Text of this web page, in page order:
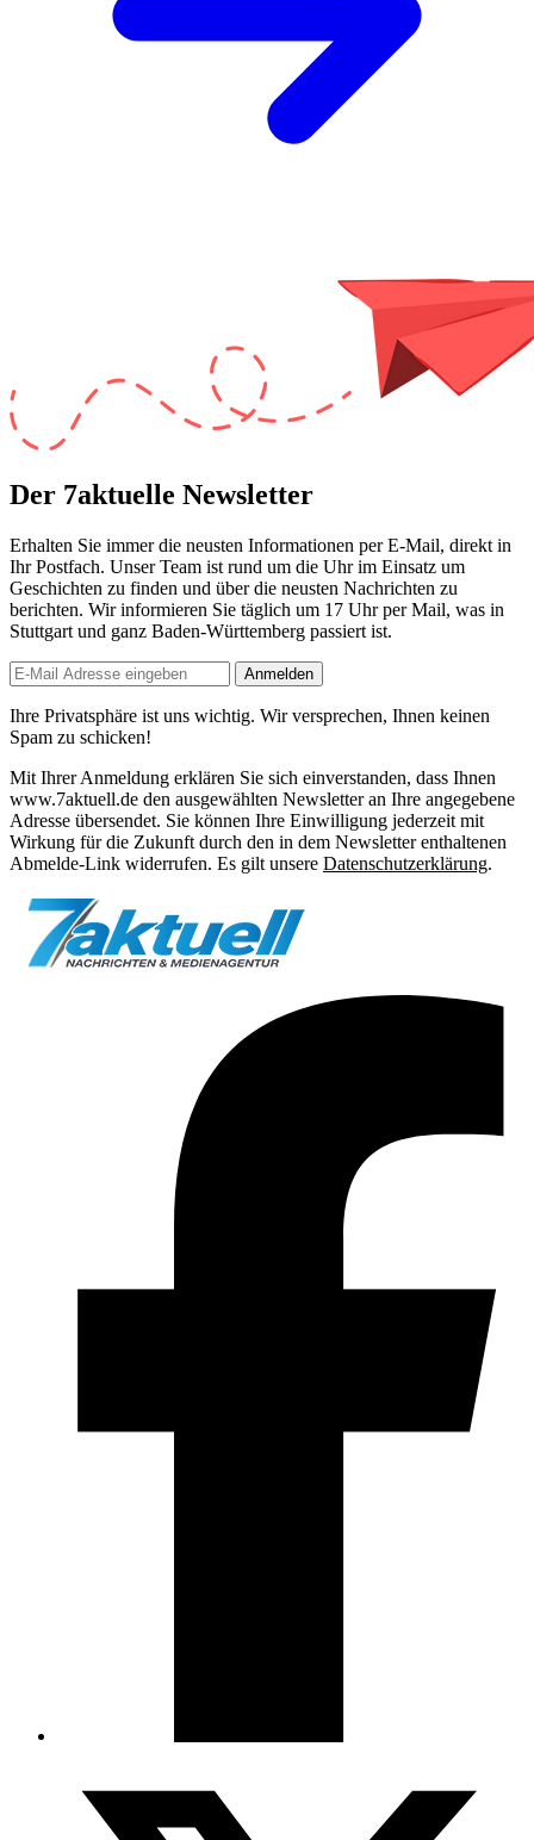
Der 7aktuelle Newsletter
Erhalten Sie immer die neusten Informationen per E-Mail, direkt in
Ihr Postfach. Unser Team ist rund um die Uhrim Einsatz um
Geschichten zu finden und über die neusten Nachrichten zu
berichten. Wir informieren Sie täglich um 17 Uhrper Mail, was in
Stuttgart und ganz Baden-Württemberg passiert ist.
Anmelden
Ihre Privatsphäre ist uns wichtig. Wir versprechen, Ihnen keinen
Spam zu schicken!
Mit Ihrer Anmeldung erklären Sie sich einverstanden, dass Ihnen
www.7aktuell.de den ausgewählten Newsletter an Ihre angegebene
Adresse übersendet. Sie können Ihre Einwilligung jederzeit mit
Wirkung für die Zukunft durch den in dem Newsletter enthaltenen
Abmelde-Link widerrufen. Es gilt unsere Datenschutzerklärung.